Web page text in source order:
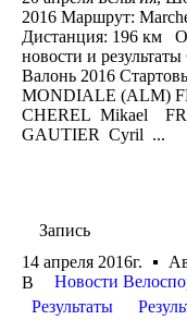
2016 Маршрут:
Дистанция: 196 км
новости и
Валонь 2016
MONDIALE (ALM)
CHEREL Mikael
GAUTIER Cyril ...
Запись
14 апреля 2016г.
В
Новости
Результаты